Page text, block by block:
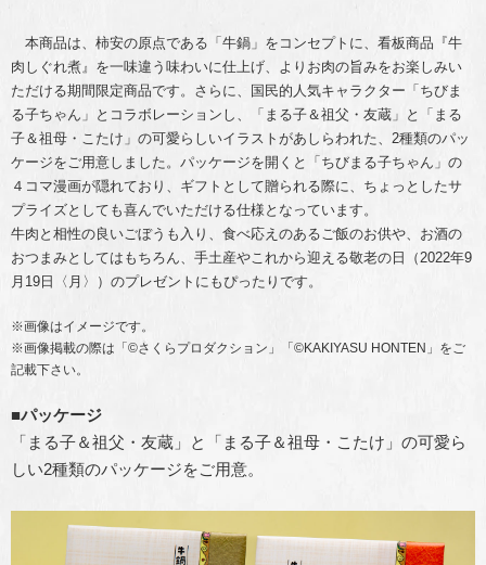
本商品は、柿安の原点である「牛鍋」をコンセプトに、看板商品『牛
肉しぐれ煮』を一味違う味わいに仕上げ、よりお肉の旨みをお楽しみい
ただける期間限定商品です。さらに、国民的人気キャラクター「ちびま
る子ちゃん」とコラボレーションし、「まる子＆祖父・友蔵」と「まる
子＆祖母・こたけ」の可愛らしいイラストがあしらわれた、2種類のパッ
ケージをご用意しました。パッケージを開くと「ちびまる子ちゃん」の
４コマ漫画が隠れており、ギフトとして贈られる際に、ちょっとしたサ
プライズとしても喜んでいただける仕様となっています。
牛肉と相性の良いごぼうも入り、食べ応えのあるご飯のお供や、お酒の
おつまみとしてはもちろん、手土産やこれから迎える敬老の日（2022年9
月19日〈月〉）のプレゼントにもぴったりです。
※画像はイメージです。
※画像掲載の際は「©さくらプロダクション」「©KAKIYASU HONTEN」をご
記載下さい。
■パッケージ
「まる子＆祖父・友蔵」と「まる子＆祖母・こたけ」の可愛ら
しい2種類のパッケージをご用意。